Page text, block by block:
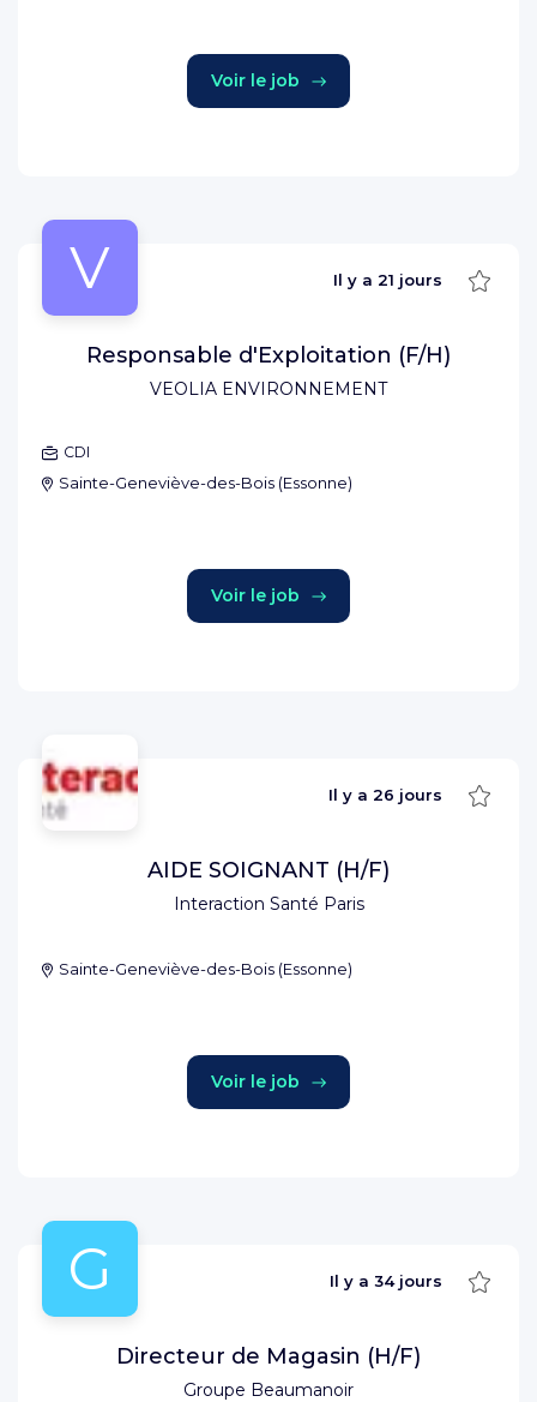
Voir le job
V
VEOLIA ENVIRONNEMENT
Il y a 21 jours
Responsable d'Exploitation (F/H)
CDI
Sainte-Geneviève-des-Bois (Essonne)
Voir le job
Interaction Santé Paris
Il y a 26 jours
AIDE SOIGNANT (H/F)
Sainte-Geneviève-des-Bois (Essonne)
Voir le job
G
Groupe Beaumanoir
Il y a 34 jours
Directeur de Magasin (H/F)